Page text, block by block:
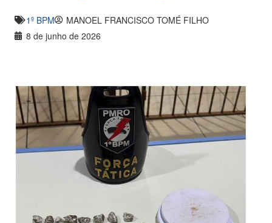
1º BPM
MANOEL FRANCISCO TOMÉ FILHO
8 de junho de 2026